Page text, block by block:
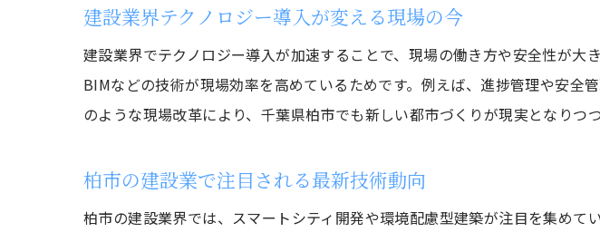
柏市建設業で広が
建設業界が支え
スマートシティ開
建設業界で進む環
建設業界テクノロジー導入が変える現場の今
建設業界でテクノロジー導入が加速することで、現場の働き方や安全性が
BIMなどの技術が現場効率を高めているためです。例えば、進捗管理や安全
のような現場改革により、千葉県柏市でも新しい都市づくりが現実となりつつ
柏市の建設業で注目される最新技術動向
柏市の建設業界では、スマートシティ開発や環境配慮型建築が注目を集め